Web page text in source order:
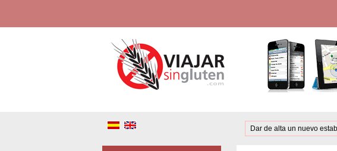
Dar de alta un nuevo